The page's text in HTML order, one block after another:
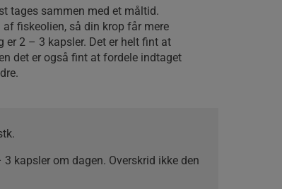
tages sammen med et måltid.
fiskeolien, så din krop får mere
er 2 – 3 kapsler. Det er helt fint at
det er også fint at fordele indtaget
3 kapsler om dagen. Overskrid ikke den